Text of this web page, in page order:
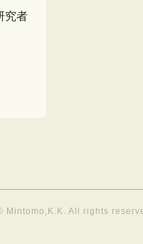
究者
Mintomo,K.K. All rights